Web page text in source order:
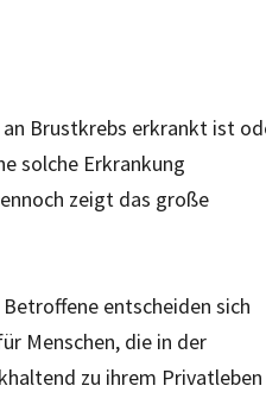
an Brustkrebs erkrankt ist
solche Erkrankung
zeigt das große
entscheiden sich
Menschen, die in der
zu ihrem Privatleben